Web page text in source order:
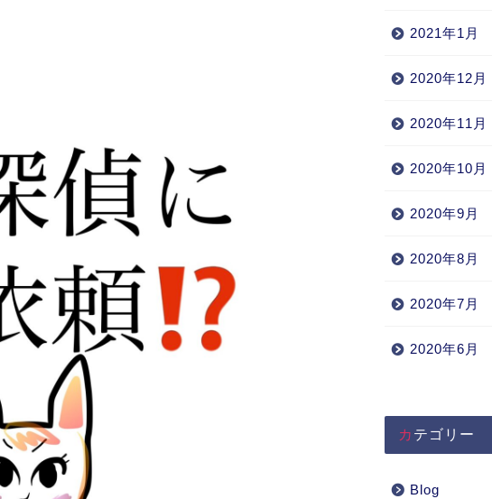
2021年1月
2020年12月
2020年11月
2020年10月
2020年9月
2020年8月
2020年7月
2020年6月
カテゴリー
Blog